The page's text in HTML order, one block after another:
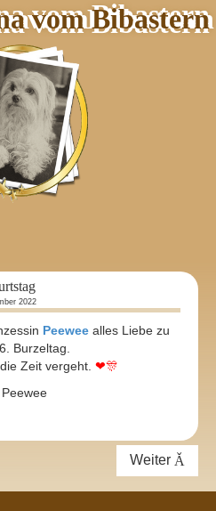
vom Bibastern
2022
Peewee alles Liebe zu
Burzeltag.
Zeit vergeht. ❤🎊
Weiter